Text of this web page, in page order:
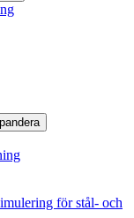
för stål- och